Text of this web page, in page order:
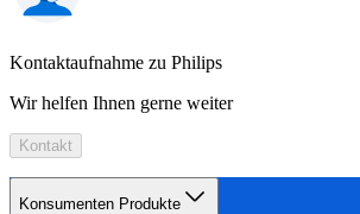
Kontaktaufnahme zu Philips
Wir helfen Ihnen gerne weiter
Kontakt
Konsumenten Produkte